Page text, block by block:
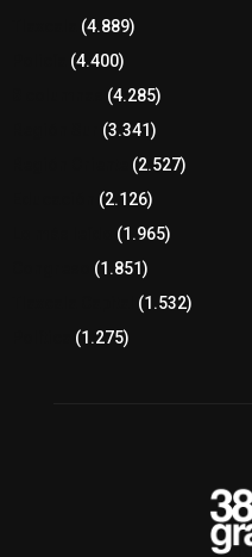
(4.889)
(4.400)
(4.285)
(3.341)
(2.527)
(2.126)
(1.965)
(1.851)
(1.532)
(1.275)